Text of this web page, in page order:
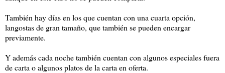
También hay días en los que cuentan con una cuarta opción,
langostas de gran tamaño, que también se pueden encargar
previamente.
Y además cada noche también cuentan con algunos especiales fuera
de carta o algunos platos de la carta en oferta.